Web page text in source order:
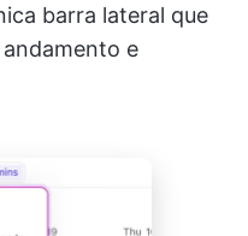
barra lateral que
e